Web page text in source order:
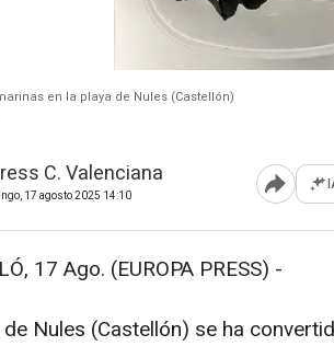
en la playa de Nules (Castellón)
C. Valenciana
17 agosto 2025 14:10 Abrir
17 Ago. (EUROPA PRESS) -
de Nules (Castellón) se ha